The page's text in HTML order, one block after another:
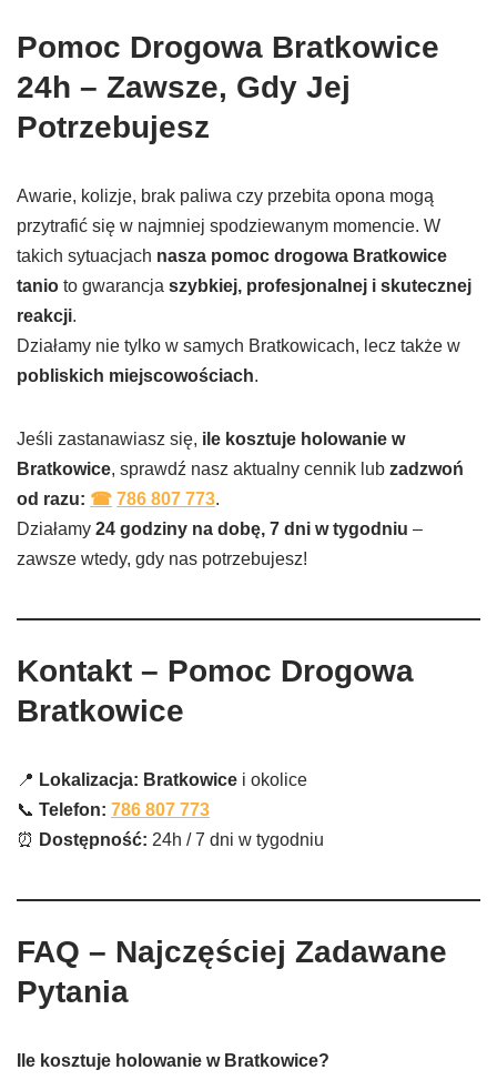
Pomoc Drogowa Bratkowice
24h – Zawsze, Gdy Jej
Potrzebujesz
Awarie, kolizje, brak paliwa czy przebita opona mogą
przytrafić się w najmniej spodziewanym momencie. W
takich sytuacjach nasza pomoc drogowa Bratkowice
tanio to gwarancja szybkiej, profesjonalnej i skutecznej
reakcji.
Działamy nie tylko w samych Bratkowicach, lecz także w
pobliskich miejscowościach.
Jeśli zastanawiasz się, ile kosztuje holowanie w
Bratkowice, sprawdź nasz aktualny cennik lub zadzwoń
od razu: ☎ 786 807 773.
Działamy 24 godziny na dobę, 7 dni w tygodniu –
zawsze wtedy, gdy nas potrzebujesz!
Kontakt – Pomoc Drogowa
Bratkowice
📍 Lokalizacja: Bratkowice i okolice
📞 Telefon: 786 807 773
⏰ Dostępność: 24h / 7 dni w tygodniu
FAQ – Najczęściej Zadawane
Pytania
Ile kosztuje holowanie w Bratkowice?